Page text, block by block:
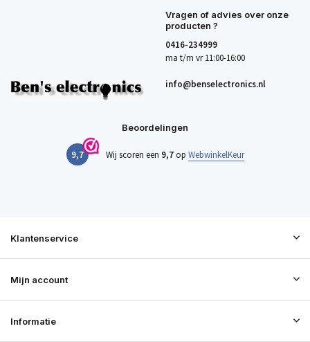
Vragen of advies over onze
producten ?
0416-234999
ma t/m vr 11:00-16:00
info@benselectronics.nl
Beoordelingen
9,7 Wij scoren een 9,7op WebwinkelKeur
Klantenservice
Mijn account
Informatie